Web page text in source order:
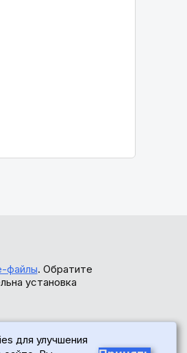
файлы. Обратите
установка
для улучшения